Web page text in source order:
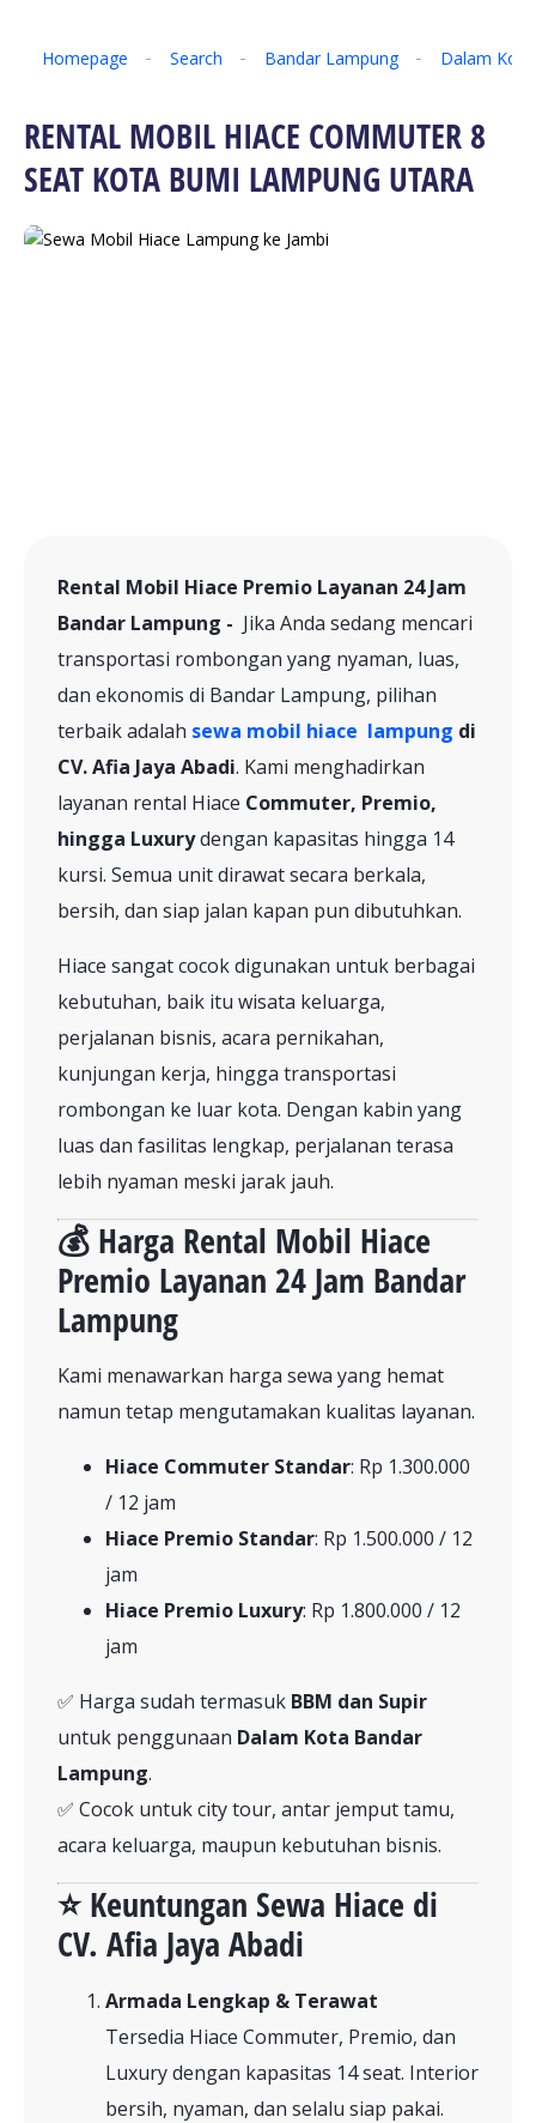
Homepage Search Bandar Lampung Dalam Kota
RENTAL MOBIL HIACE COMMUTER 8
SEAT KOTA BUMI LAMPUNG UTARA
Rental Mobil Hiace Premio Layanan 24 Jam
Bandar Lampung - Jika Anda sedang mencari
transportasi rombongan yang nyaman, luas,
dan ekonomis di Bandar Lampung, pilihan
terbaik adalah sewa mobil hiace lampung di
CV. Afia Jaya Abadi. Kami menghadirkan
layanan rental Hiace Commuter, Premio,
hingga Luxurydengan kapasitas hingga 14
kursi. Semua unit dirawat secara berkala,
bersih, dan siap jalan kapan pun dibutuhkan.
Hiace sangat cocok digunakan untuk berbagai
kebutuhan, baik itu wisata keluarga,
perjalanan bisnis, acara pernikahan,
kunjungan kerja, hingga transportasi
rombongan ke luar kota. Dengan kabin yang
luas dan fasilitas lengkap, perjalanan terasa
lebih nyaman meski jarak jauh.
💰 Harga Rental Mobil Hiace
Premio Layanan 24 Jam Bandar
Lampung
Kami menawarkan harga sewa yang hemat
namun tetap mengutamakan kualitas layanan.
Hiace Commuter Standar: Rp 1.300.000
/ 12 jam
Hiace Premio Standar: Rp 1.500.000 / 12
jam
Hiace Premio Luxury: Rp 1.800.000 / 12
jam
✅ Harga sudah termasuk BBM dan Supir
untuk penggunaan Dalam Kota Bandar
Lampung.
✅ Cocok untuk city tour, antar jemput tamu,
acara keluarga, maupun kebutuhan bisnis.
⭐ Keuntungan Sewa Hiace di
CV. Afia Jaya Abadi
Armada Lengkap & Terawat
Tersedia Hiace Commuter, Premio, dan
Luxury dengan kapasitas 14 seat. Interior
bersih, nyaman, dan selalu siap pakai.